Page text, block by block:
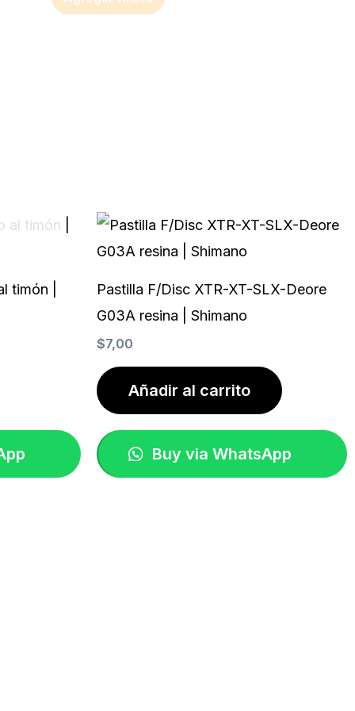
la
timón |
Pastilla F/Disc XTR-XT-SLX-Deore
G03A resina | Shimano
$7,00
Añadir al carrito
Buy via WhatsApp